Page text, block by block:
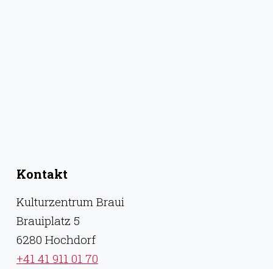
Kontakt
Kulturzentrum Braui
Brauiplatz 5
6280 Hochdorf
+41 41 911 01 70